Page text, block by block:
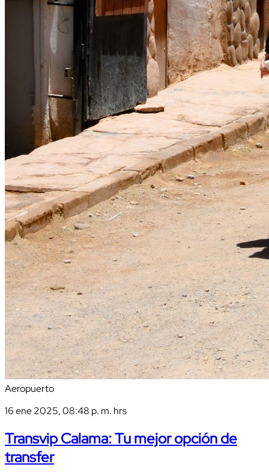
Aeropuerto
16 ene 2025, 08:48 p. m. hrs
Transvip Calama: Tu mejor opción de
transfer